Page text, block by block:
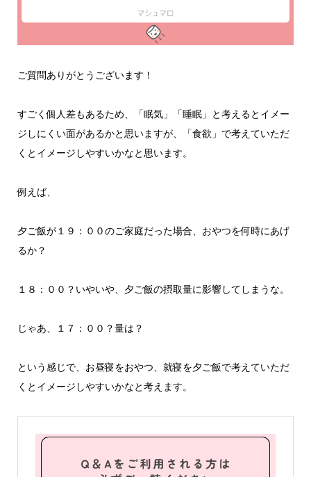
ご質問ありがとうございます！
すごく個人差もあるため、「眠気」「睡眠」と考えるとイメー
ジしにくい面があるかと思いますが、「食欲」で考えていただ
くとイメージしやすいかなと思います。
例えば、
夕ご飯が１９：００のご家庭だった場合、おやつを何時にあげ
るか？
１８：００？いやいや、夕ご飯の摂取量に影響してしまうな。
じゃあ、１７：００？量は？
という感じで、お昼寝をおやつ、就寝を夕ご飯で考えていただ
くとイメージしやすいかなと考えます。